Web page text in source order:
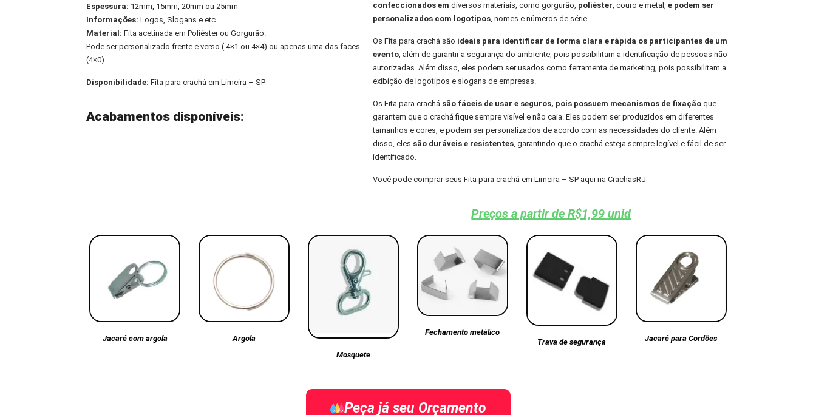
Espessura: 12mm, 15mm, 20mm ou 25mm
Informações:Logos, Slogans e etc.
Material: Fita acetinada em Poliéster ou Gorgurão.
Pode ser personalizado frente e verso ( 4×1 ou 4×4) ou apenas uma das faces
(4×0).
Disponibilidade:Fita para crachá em Limeira – SP
Acabamentos disponíveis:
confeccionados em diversos materiais, como gorgurão, poliéster, couro e metal, e podem ser
personalizados com logotipos, nomes e números de série.
Os Fita para crachá são ideais para identificar de forma clara e rápida os participantes de um
evento, além de garantir a segurança do ambiente, pois possibilitam a identificação de pessoas não
autorizadas. Além disso, eles podem ser usados como ferramenta de marketing, pois possibilitam a
exibição de logotipos e slogans de empresas.
Os Fita para crachá são fáceis de usar e seguros, pois possuem mecanismos de fixaçãoque
garantem que o crachá fique sempre visível e não caia. Eles podem ser produzidos em diferentes
tamanhos e cores, e podem ser personalizados de acordo com as necessidades do cliente. Além
disso, eles são duráveis e resistentes, garantindo que o crachá esteja sempre legível e fácil de ser
identificado.
Você pode comprar seus Fita para crachá em Limeira – SP aqui na CrachasRJ
Preços a partir de R$1,99 unid
Jacaré com argola
Argola
Mosquete
Fechamento metálico
Trava de segurança
Jacaré para Cordões
Peça já seu Orçamento